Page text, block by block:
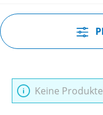
Keine